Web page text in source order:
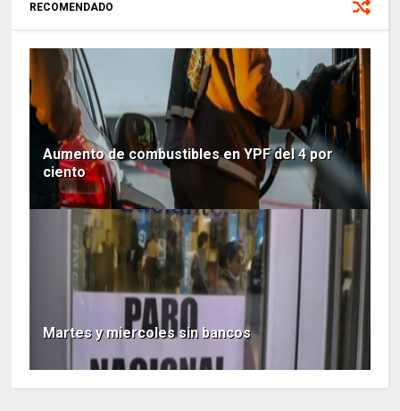
RECOMENDADO
Aumento de combustibles en YPF del 4 por
ciento
Martes y miercoles sin bancos